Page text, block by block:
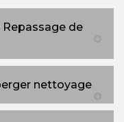
de
nettoyage